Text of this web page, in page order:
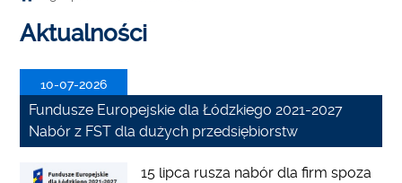
Aktualności
10-07-2026
Fundusze Europejskie dla Łódzkiego 2021-2027
Nabór z FST dla dużych przedsiębiorstw
15 lipca rusza nabór dla firm spoza